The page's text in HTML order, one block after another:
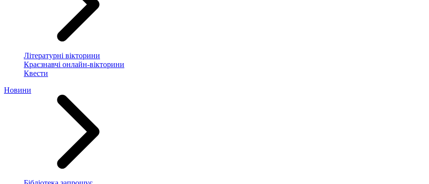
Літературні вікторини
Краєзнавчі онлайн-вікторини
Квести
Новини